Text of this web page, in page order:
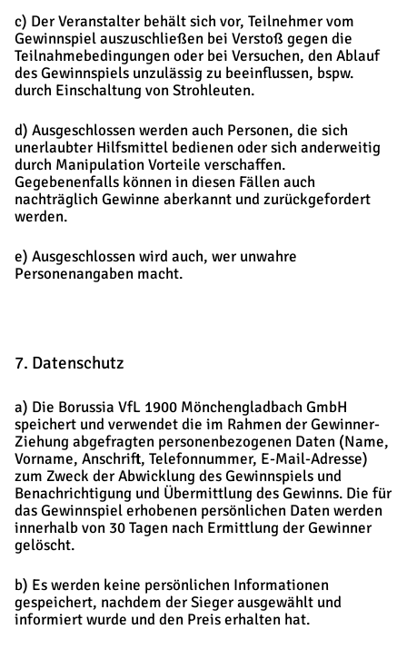
c) Der Veranstalter behält sich vor, Teilnehmer vom
Gewinnspiel auszuschließen bei Verstoß gegen die
Teilnahmebedingungen oder bei Versuchen, den Ablauf
des Gewinnspiels unzulässig zu beeinflussen, bspw.
durch Einschaltung von Strohleuten.
d) Ausgeschlossen werden auch Personen, die sich
unerlaubter Hilfsmittel bedienen oder sich anderweitig
durch Manipulation Vorteile verschaffen.
Gegebenenfalls können in diesen Fällen auch
nachträglich Gewinne aberkannt und zurückgefordert
werden.
e) Ausgeschlossen wird auch, wer unwahre
Personenangaben macht.
7. Datenschutz
a) Die Borussia VfL 1900 Mönchengladbach GmbH
speichert und verwendet die im Rahmen der Gewinner-
Ziehung abgefragten personenbezogenen Daten (Name,
Vorname, Anschrift, Telefonnummer, E-Mail-Adresse)
zum Zweck der Abwicklung des Gewinnspiels und
Benachrichtigung und Übermittlung des Gewinns. Die für
das Gewinnspiel erhobenen persönlichen Daten werden
innerhalb von 30 Tagen nach Ermittlung der Gewinner
gelöscht.
b) Es werden keine persönlichen Informationen
gespeichert, nachdem der Sieger ausgewählt und
informiert wurde und den Preis erhalten hat.